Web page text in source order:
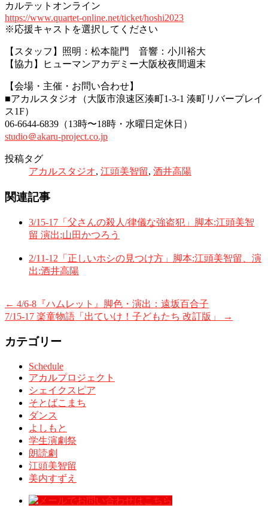
カルテットオンライン
https://www.quartet-online.net/ticket/hoshi2023
※応援キャストを選択してください
【スタッフ】照明：松本龍門 音響：小川裕大
【協力】ヒューマンアカデミー大阪校夜間週末
【会場・主催・お問い合わせ】
■アカルスタジオ（大阪市浪速区湊町1-3-1 湊町リバープレイ
ス1F）
06-6644-6839（13時〜18時・水曜日定休日）
studio＠akaru-project.co.jp
投稿タグ
アカルスタジオ, 江頭美智留, 酒井高陽
関連記事
3/15-17「父さんの殺人/律儀な強盗犯」脚本:江頭美智
留 演出:山田かつろう
2/11-12「正しいホシの見つけ方」脚本:江頭美智留、演
出:酒井高陽
← 4/6-8『ハムレット』脚色・演出：遠坂百合子
7/15-17 楽童物語「出ていけ！子どもたち 改訂版」
→
カテゴリー
Schedule
アカルプロジェクト
シェイクスピア
そとばこまち
ダンス
よしもと
学生演劇祭
朗読劇
江頭美智留
美内すずえ